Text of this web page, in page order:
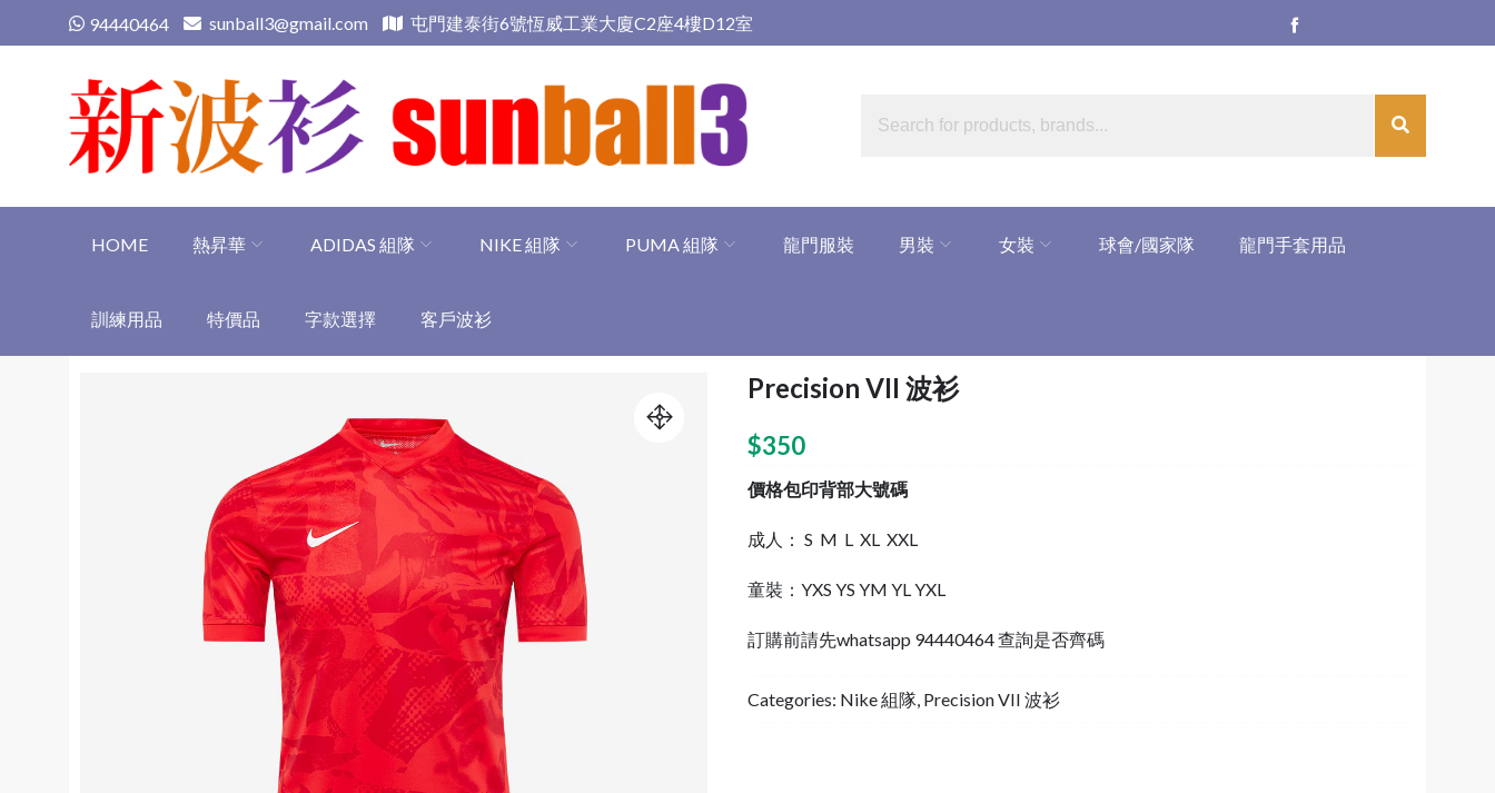
to
94440464 sunball3@gmail.com 屯門建泰街6號恆威工業大廈C2座4樓D12室
HOME 熱昇華 ADIDAS 組隊 NIKE 組隊 PUMA 組隊 龍門服裝 男裝 女裝 球會/國家隊 龍門手套用品
訓練用品 特價品 字款選擇 客戶波衫
Precision VII 波衫
$350
價格包印背部大號碼
成人： S M L XL XXL
童裝：YXS YS YM YL YXL
訂購前請先whatsapp 94440464 查詢是否齊碼
Categories: Nike 組隊 Precision VII 波衫